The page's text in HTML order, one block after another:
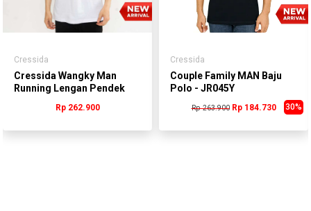
Cressida
Cressida Wangky Man
Running Lengan Pendek
PMWCS.BR002P
Rp 262.900
Cressida
Couple Family MAN Baju
Polo - JR045Y
Rp 263.900 30%
Rp 184.730